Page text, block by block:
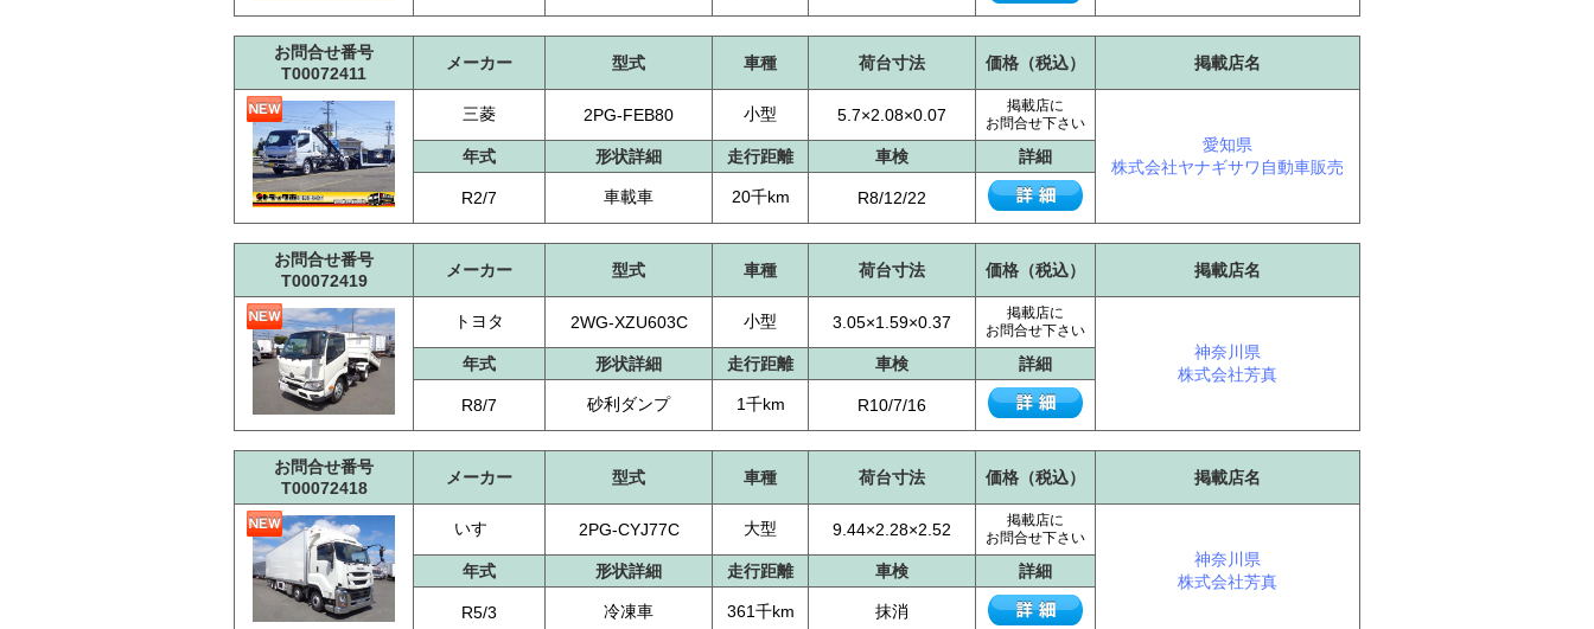
お問合せ番号
T00072411
メーカー 型式 車種 荷台寸法 価格（税込） 掲載店名
三菱 2PG-FEB80 小型 5.7×2.08×0.07
掲載店に
お問合せ下さい
愛知県
株式会社ヤナギサワ自動車販売
年式 形状詳細 走行距離 車検 詳細
R2/7 車載車 20千km R8/12/22
お問合せ番号
T00072419
メーカー 型式 車種 荷台寸法 価格（税込） 掲載店名
トヨタ 2WG-XZU603C 小型 3.05×1.59×0.37
掲載店に
お問合せ下さい
神奈川県
株式会社芳真
年式 形状詳細 走行距離 車検 詳細
R8/7 砂利ダンプ 1千km R10/7/16
お問合せ番号
T00072418
メーカー 型式 車種 荷台寸法 価格（税込） 掲載店名
いすゞ 2PG-CYJ77C 大型 9.44×2.28×2.52
掲載店に
お問合せ下さい
神奈川県
株式会社芳真
年式 形状詳細 走行距離 車検 詳細
R5/3 冷凍車 361千km 抹消